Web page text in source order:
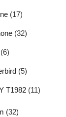
(17)
(32)
(6)
(5)
T1982 (11)
(32)